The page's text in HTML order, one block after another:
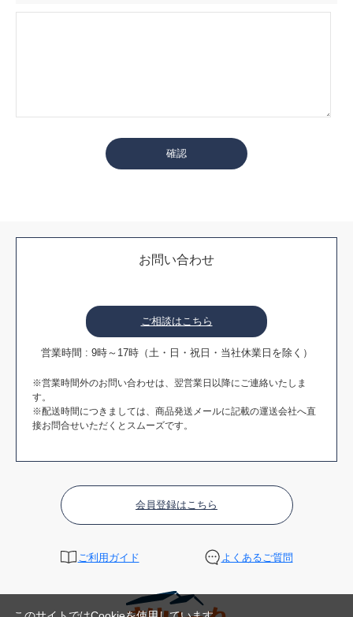
お問い合わせ
ご相談はこちら
営業時間 : 9時～17時（土・日・祝日・当社休業日を除く）
※営業時間外のお問い合わせは、翌営業日以降にご連絡いたしま
す。
※配送時間につきましては、商品発送メールに記載の運送会社へ直
接お問合せいただくとスムーズです。
会員登録はこちら
ご利用ガイド よくあるご質問